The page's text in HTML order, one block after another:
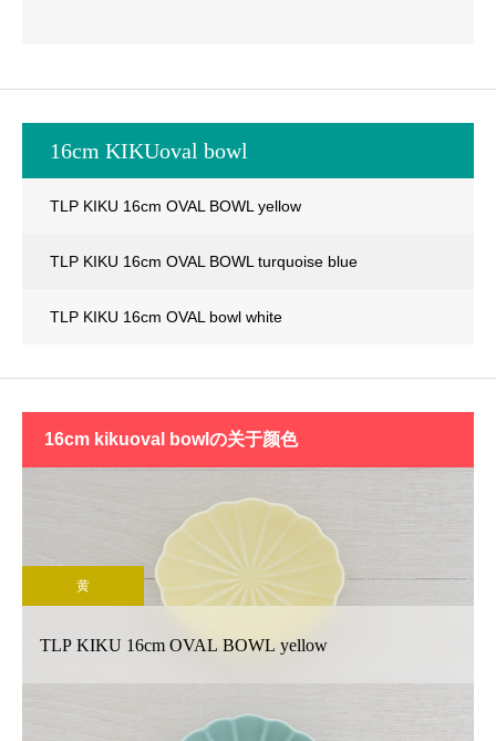
16cm KIKUoval bowl
TLP KIKU 16cm OVAL BOWL yellow
TLP KIKU 16cm OVAL BOWL turquoise blue
TLP KIKU 16cm OVAL bowl white
16cm kikuoval bowlの关于颜色
黄
TLP KIKU 16cm OVAL BOWL yellow